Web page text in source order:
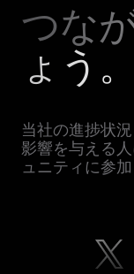
つな
ょう。
当社の進捗状
影響を与える
ュニティに参